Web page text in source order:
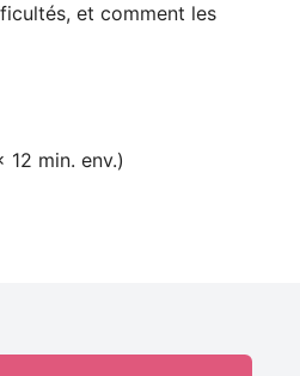
et comment les
min. env.)